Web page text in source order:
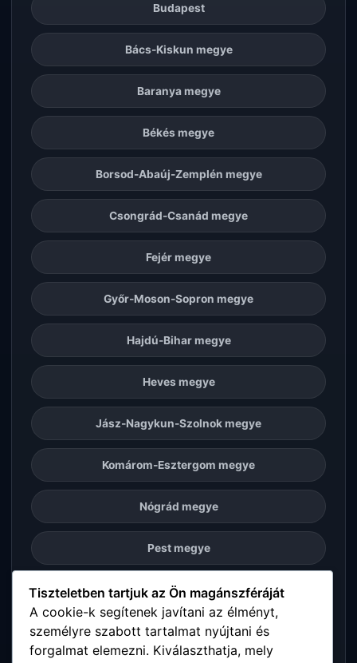
Budapest
Bács-Kiskun megye
Baranya megye
Békés megye
Borsod-Abaúj-Zemplén megye
Csongrád-Csanád megye
Fejér megye
Győr-Moson-Sopron megye
Hajdú-Bihar megye
Heves megye
Jász-Nagykun-Szolnok megye
Komárom-Esztergom megye
Nógrád megye
Pest megye
Somogy megye
Szabolcs-Szatmár-Bereg megye
Tiszteletben tartjuk az Ön magánszféráját
A cookie-k segítenek javítani az élményt,
személyre szabott tartalmat nyújtani és
forgalmat elemezni. Kiválaszthatja, mely